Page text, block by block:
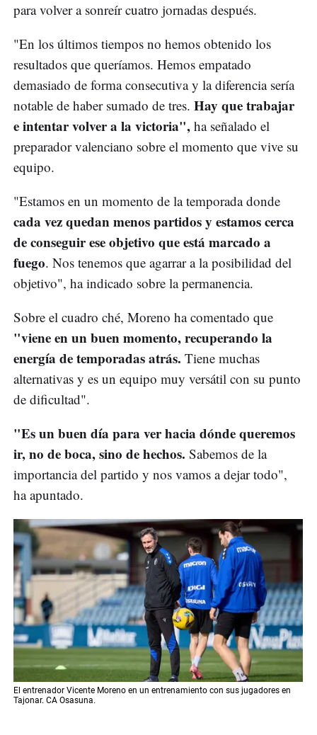
para volver a sonreír cuatro jornadas después.
"En los últimos tiempos no hemos obtenido los
resultados que queríamos. Hemos empatado
demasiado de forma consecutiva y la diferencia sería
notable de haber sumado de tres. Hay que trabajar
e intentar volver a la victoria", ha señalado el
preparador valenciano sobre el momento que vive su
equipo.
"Estamos en un momento de la temporada donde
cada vez quedan menos partidos y estamos cerca
de conseguir ese objetivo que está marcado a
fuego. Nos tenemos que agarrar a la posibilidad del
objetivo", ha indicado sobre la permanencia.
Sobre el cuadro ché, Moreno ha comentado que
"viene en un buen momento, recuperando la
energía de temporadas atrás. Tiene muchas
alternativas y es un equipo muy versátil con su punto
de dificultad".
"Es un buen día para ver hacia dónde queremos
ir, no de boca, sino de hechos. Sabemos de la
importancia del partido y nos vamos a dejar todo",
ha apuntado.
El entrenador Vicente Moreno en un entrenamiento con sus jugadores en
Tajonar. CA Osasuna.